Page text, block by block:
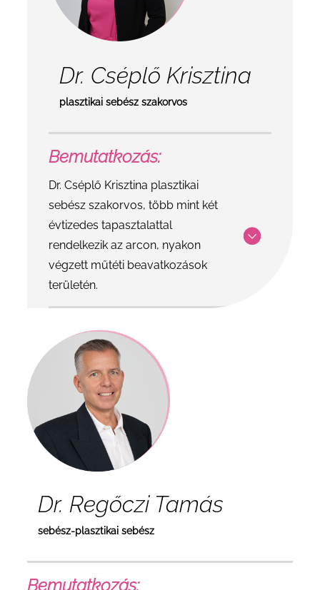
Dr. Cséplő Krisztina
plasztikai sebész szakorvos
Bemutatkozás:
Dr. Cséplő Krisztina plasztikai
sebész szakorvos, több mint két
évtizedes tapasztalattal
rendelkezik az arcon, nyakon
végzett műtéti beavatkozások
területén.
Dr. Regőczi Tamás
sebész-plasztikai sebész
Bemutatkozás: